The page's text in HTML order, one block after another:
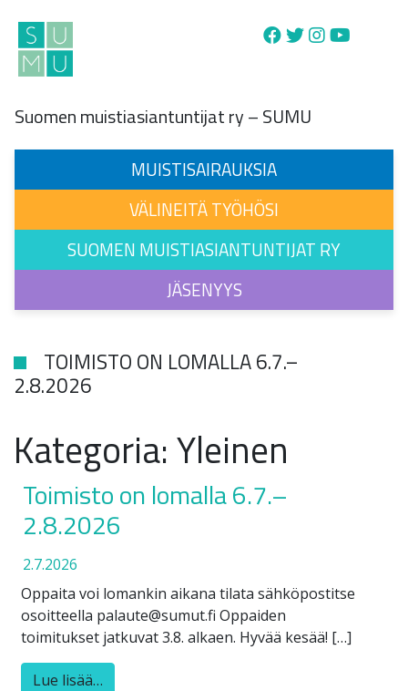
Main Navigation
Suomen muistiasiantuntijat ry – SUMU
MUISTISAIRAUKSIA
VÄLINEITÄ TYÖHÖSI
SUOMEN MUISTIASIANTUNTIJAT RY
JÄSENYYS
TOIMISTO ON LOMALLA 6.7.–
2.8.2026
Kategoria:Yleinen
Toimisto on lomalla 6.7.–
2.8.2026
2.7.2026
Oppaita voi lomankin aikana tilata sähköpostitse
osoitteella palaute@sumut.fi Oppaiden
toimitukset jatkuvat 3.8. alkaen. Hyvää kesää! […]
Lue lisää…